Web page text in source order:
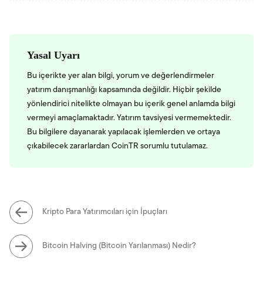
Yasal Uyarı
Bu içerikte yer alan bilgi, yorum ve değerlendirmeler
yatırım danışmanlığı kapsamında değildir. Hiçbir şekilde
yönlendirici nitelikte olmayan bu içerik genel anlamda bilgi
vermeyi amaçlamaktadır. Yatırım tavsiyesi vermemektedir.
Bu bilgilere dayanarak yapılacak işlemlerden ve ortaya
çıkabilecek zararlardan CoinTR sorumlu tutulamaz.
Kripto Para Yatırımcıları için İpuçları
Bitcoin Halving (Bitcoin Yarılanması) Nedir?